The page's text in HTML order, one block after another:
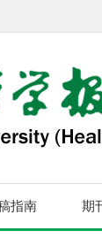
指南 期